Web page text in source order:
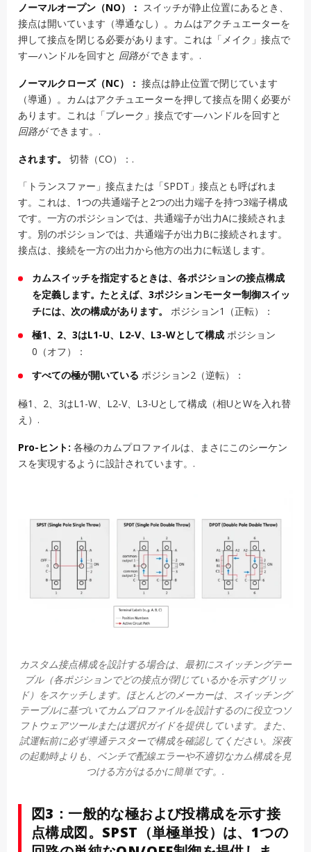
ノーマルオープン（NO）： スイッチが静止位置にあるとき、
接点は開いています（導通なし）。カムはアクチュエーターを
押して接点を閉じる必要があります。これは「メイク」接点で
す—ハンドルを回すと 回路ができます。.
ノーマルクローズ（NC）： 接点は静止位置で閉じています
（導通）。カムはアクチュエーターを押して接点を開く必要が
あります。これは「ブレーク」接点です—ハンドルを回すと
回路ができます。.
されます。 切替（CO）：.
「トランスファー」接点または「SPDT」接点とも呼ばれま
す。これは、1つの共通端子と2つの出力端子を持つ3端子構成
です。一方のポジションでは、共通端子が出力Aに接続されま
す。別のポジションでは、共通端子が出力Bに接続されます。
接点は、接続を一方の出力から他方の出力に転送します。
カムスイッチを指定するときは、各ポジションの接点構成
を定義します。たとえば、3ポジションモーター制御スイッ
チには、次の構成があります。
ポジション1（正転）：
極1、2、3はL1-U、L2-V、L3-Wとして構成 ポジション
0（オフ）：
すべての極が開いている ポジション2（逆転）：
極1、2、3はL1-W、L2-V、L3-Uとして構成（相UとWを入れ替
え）.
Pro-ヒント: 各極のカムプロファイルは、まさにこのシーケン
スを実現するように設計されています。.
カスタム接点構成を設計する場合は、最初にスイッチングテー
ブル（各ポジションでどの接点が閉じているかを示すグリッ
ド）をスケッチします。ほとんどのメーカーは、スイッチング
テーブルに基づいてカムプロファイルを設計するのに役立つソ
フトウェアツールまたは選択ガイドを提供しています。また、
試運転前に必ず導通テスターで構成を確認してください。深夜
の起動時よりも、ベンチで配線エラーや不適切なカム構成を見
つける方がはるかに簡単です。.
図3：一般的な極および投構成を示す接
点構成図。SPST（単極単投）は、1つの